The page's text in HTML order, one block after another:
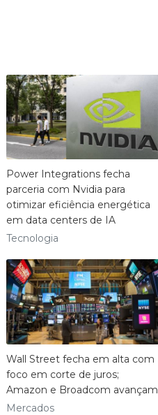
Power Integrations fecha
parceria com Nvidia para
otimizar eficiência energética
em data centers de IA
Tecnologia
Wall Street fecha em alta com
foco em corte de juros;
Amazon e Broadcom avançam
Mercados